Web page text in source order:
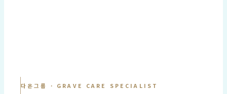
다온그룹 · GRAVE CARE SPECIALIST